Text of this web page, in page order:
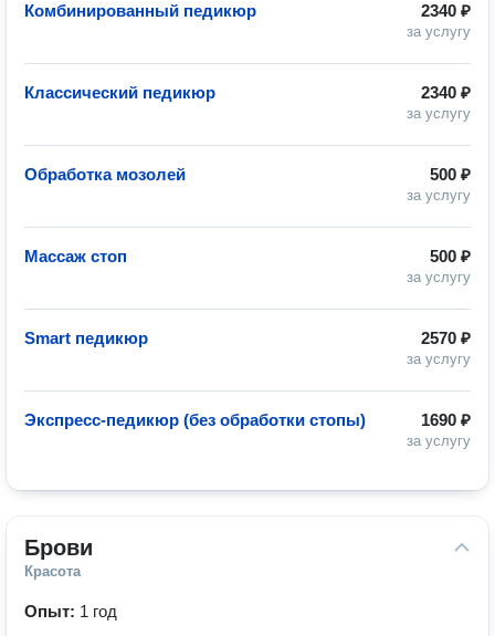
2340 ₽
за услугу
Комбинированный педикюр
2340 ₽
за услугу
Классический педикюр
500 ₽
за услугу
Обработка мозолей
500 ₽
за услугу
Массаж стоп
2570 ₽
за услугу
Smart педикюр
1690 ₽
за услугу
Экспресс-педикюр (без обработки стопы)
Брови
Красота
Опыт: 1 год